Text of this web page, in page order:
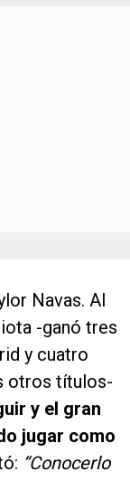
Navas. Al
-ganó tres
y cuatro
otros títulos-
y el gran
jugar como
“Conocerlo